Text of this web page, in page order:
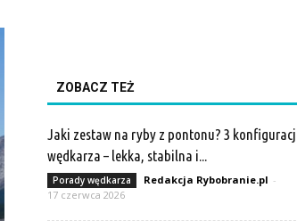
ZOBACZ TEŻ
Jaki zestaw na ryby z pontonu? 3
wędkarza – lekka, stabilna i...
Porady wędkarza Redakcja Rybobranie.pl -
17 czerwca 2026